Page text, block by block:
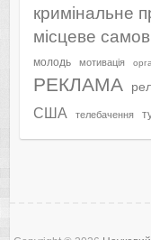
кримінальне
місцеве
молодь мотивація
РЕКЛАМА
США телебачення